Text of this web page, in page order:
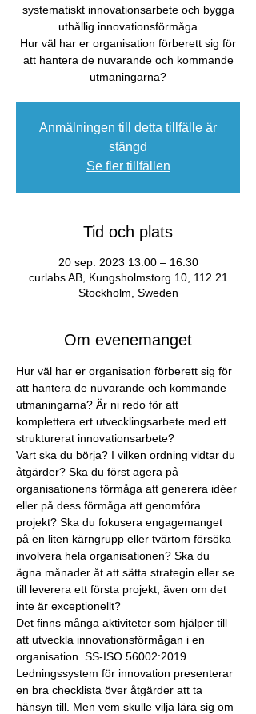
systematiskt innovationsarbete och bygga
uthållig innovationsförmåga
Hur väl har er organisation förberett sig för
att hantera de nuvarande och kommande
utmaningarna?
Anmälningen till detta tillfälle är
stängd
Se fler tillfällen
Tid och plats
20 sep. 2023 13:00 – 16:30
curlabs AB, Kungsholmstorg 10, 112 21
Stockholm, Sweden
Om evenemanget
Hur väl har er organisation förberett sig för
att hantera de nuvarande och kommande
utmaningarna? Är ni redo för att
komplettera ert utvecklingsarbete med ett
strukturerat innovationsarbete? ​
Vart ska du börja? I vilken ordning vidtar du
åtgärder? Ska du först agera på
organisationens förmåga att generera idéer
eller på dess förmåga att genomföra
projekt? Ska du fokusera engagemanget
på en liten kärngrupp eller tvärtom försöka
involvera hela organisationen? Ska du
ägna månader åt att sätta strategin eller se
till leverera ett första projekt, även om det
inte är exceptionellt?​
Det finns många aktiviteter som hjälper till
att utveckla innovationsförmågan i en
organisation. SS-ISO 56002:2019
Ledningssystem för innovation presenterar
en bra checklista över åtgärder att ta
hänsyn till. Men vem skulle vilja lära sig om